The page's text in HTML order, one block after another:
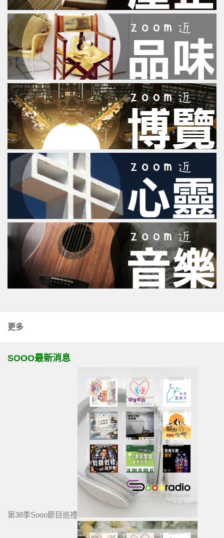
更多
SOOO最新消息
第38季Sooo節目巡禮